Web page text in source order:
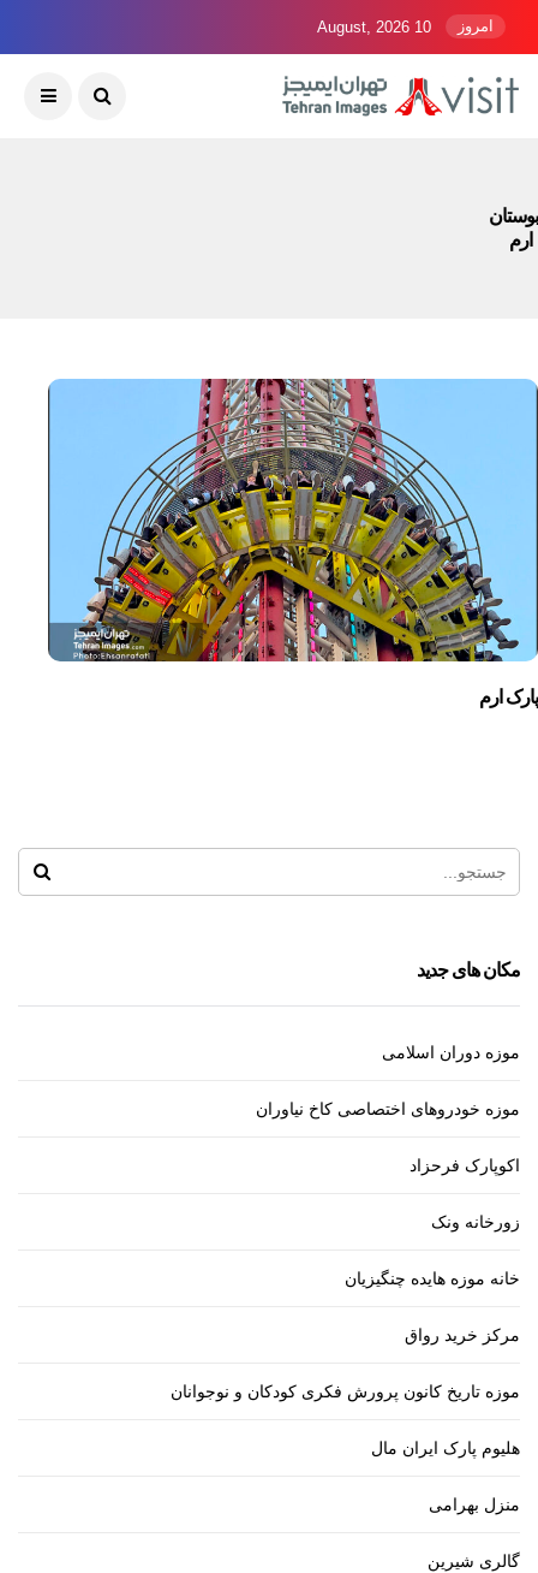
امروز 10 August, 2026
بوستان
ارم
پارک ارم
مکان های جدید
موزه دوران اسلامی
موزه خودروهای اختصاصی کاخ نیاوران
اکوپارک فرحزاد
زورخانه ونک
خانه موزه هایده چنگیزیان
مرکز خرید رواق
موزه تاریخ کانون پرورش فکری کودکان و نوجوانان
هلیوم پارک ایران مال
منزل بهرامی
گالری شیرین